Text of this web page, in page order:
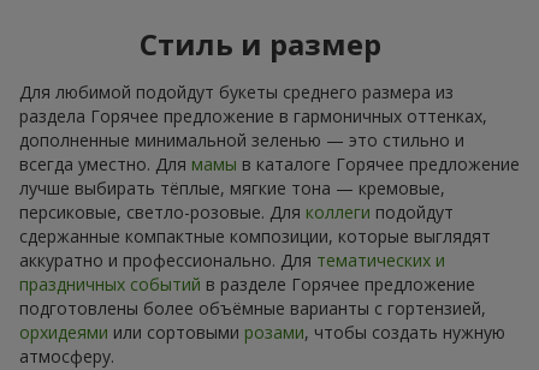
Стиль и размер
Для любимой подойдут букеты среднего размера из
раздела Горячее предложение в гармоничных оттенках,
дополненные минимальной зеленью — это стильно и
всегда уместно. Для мамы в каталоге Горячее предложение
лучше выбирать тёплые, мягкие тона — кремовые,
персиковые, светло-розовые. Для коллеги подойдут
сдержанные компактные композиции, которые выглядят
аккуратно и профессионально. Для тематических и
праздничных событий в разделе Горячее предложение
подготовлены более объёмные варианты с гортензией,
орхидеями или сортовыми розами, чтобы создать нужную
атмосферу.